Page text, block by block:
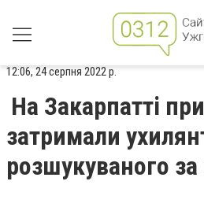
12:06, 24 серпня 2022 р.
На Закарпатті
затримали
розшукуваного